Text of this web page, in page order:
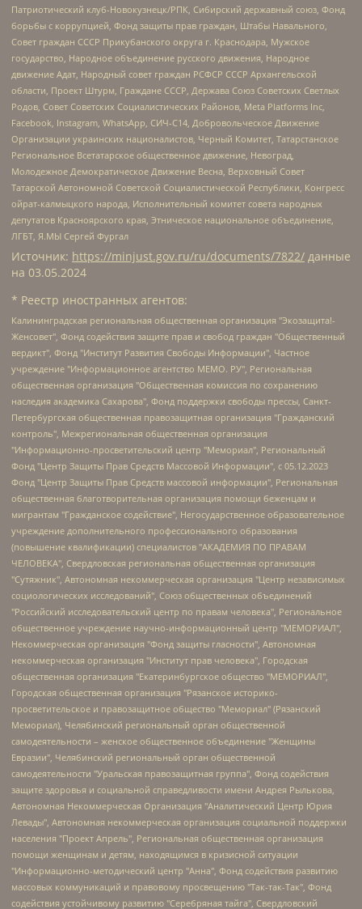
Патриотический клуб-Новокузнецк/РПК, Сибирский державный союз, Фонд
борьбы с коррупцией, Фонд защиты прав граждан, Штабы Навального,
Совет граждан СССР Прикубанского округа г. Краснодара, Мужское
государство, Народное объединение русского движения, Народное
движение Адат, Народный совет граждан РСФСР СССР Архангельской
области, Проект Штурм, Граждане СССР, Держава Союз Советских Светлых
Родов, Совет Советских Социалистических Районов, Meta Platforms Inc,
Facebook, Instagram, WhatsApp, СИЧ-С14, Добровольческое Движение
Организации украинских националистов, Черный Комитет, Татарстанское
Региональное Всетатарское общественное движение, Невоград,
Молодежное Демократическое Движение Весна, Верховный Совет
Татарской Автономной Советской Социалистической Республики, Конгресс
ойрат-калмыцкого народа, Исполнительный комитет совета народных
депутатов Красноярского края, Этническое национальное объединение,
ЛГБТ, Я.МЫ Сергей Фургал
Источник: https://minjust.gov.ru/ru/documents/7822/ данные
на 03.05.2024
* Реестр иностранных агентов:
Калининградская региональная общественная организация "Экозащита!-Женсовет", Фонд содействия защите прав и свобод граждан "Общественный вердикт", Фонд "Институт Развития Свободы Информации", Частное учреждение "Информационное агентство МЕМО. РУ", Региональная общественная организация "Общественная комиссия по сохранению наследия академика Сахарова", Фонд поддержки свободы прессы, Санкт-Петербургская общественная правозащитная организация "Гражданский контроль", Межрегиональная общественная организация "Информационно-просветительский центр "Мемориал", Региональный Фонд "Центр Защиты Прав Средств Массовой Информации", с 05.12.2023 Фонд "Центр Защиты Прав Средств массовой информации", Региональная общественная благотворительная организация помощи беженцам и мигрантам "Гражданское содействие", Негосударственное образовательное учреждение дополнительного профессионального образования (повышение квалификации) специалистов "АКАДЕМИЯ ПО ПРАВАМ ЧЕЛОВЕКА", Свердловская региональная общественная организация "Сутяжник", Автономная некоммерческая организация "Центр независимых социологических исследований", Союз общественных объединений "Российский исследовательский центр по правам человека", Региональное общественное учреждение научно-информационный центр "МЕМОРИАЛ", Некоммерческая организация "Фонд защиты гласности", Автономная некоммерческая организация "Институт прав человека", Городская общественная организация "Екатеринбургское общество "МЕМОРИАЛ", Городская общественная организация "Рязанское историко-просветительское и правозащитное общество "Мемориал" (Рязанский Мемориал), Челябинский региональный орган общественной самодеятельности – женское общественное объединение "Женщины Евразии", Челябинский региональный орган общественной самодеятельности "Уральская правозащитная группа", Фонд содействия защите здоровья и социальной справедливости имени Андрея Рылькова, Автономная Некоммерческая Организация "Аналитический Центр Юрия Левады", Автономная некоммерческая организация социальной поддержки населения "Проект Апрель", Региональная общественная организация помощи женщинам и детям, находящимся в кризисной ситуации "Информационно-методический центр "Анна", Фонд содействия развитию массовых коммуникаций и правовому просвещению "Так-так-Так", Фонд содействия устойчивому развитию "Серебряная тайга", Свердловский региональный общественный фонд социальных проектов "Новое время", "Idel.Реалии", Кавказ.Реалии, Крым.Реалии, Телеканал Настоящее Время, Татаро-башкирская служба Радио Свобода (Azatliq Radiosi), Радио Свободная Европа/Радио Свобода (PCE/PC), "Сибирь.Реалии", "Фактограф", Благотворительный фонд помощи осужденным и их семьям, Автономная некоммерческая организация "Институт глобализации и социальных движений", Фонд "В защиту прав заключенных", Частное учреждение "Центр поддержки и содействия развитию средств массовой информации", Пензенский региональный общественный благотворительный фонд "Гражданский союз", "Север.Реалии", Некоммерческая организация Фонд "Правовая инициатива", Общество с ограниченной ответственностью "Радио Свободная Европа/Радио Свобода", Чешское информационное агентство "MEDIUM-ORIENT", Красноярская региональная общественная организация "Мы против СПИДа", Камалягин Денис Николаевич, Маркелов Сергей Евгеньевич, Пономарев Лев Александрович, Савицкая Людмила Алексеевна, Автономная некоммерческая организация "Центр по работе с проблемой насилия "НАСИЛИЮ.НЕТ", Межрегиональный профессиональный союз работников здравоохранения "Альянс врачей", Юридическое лицо, зарегистрированное в Латвийской Республике, SIA "Medusa Project" (регистрационный номер 40103797863, дата регистрации 10.06.2014), Некоммерческая организация "Фонд по борьбе с коррупцией", Автономная некоммерческая организация "Институт права и публичной политики", Баданин Роман Сергеевич, Гликин Максим Александрович, Железнова Мария Михайловна, Лукьянова Юлия Сергеевна, Маетная Елизавета Витальевна, Маняхин Петр Борисович, Чуракова Ольга Владимировна, Ярош Юлия Петровна, Юридическое лицо "The Insider SIA", зарегистрированное в Риге, Латвийская Республика (дата регистрации 26.06.2015), являющееся администратором доменного имени интернет-издания "The Insider SIA", https://theins.ru, Постернак Алексей Евгеньевич, Рубин Михаил Аркадьевич, Анин Роман Александрович, Юридическое лицо Istories fonds, зарегистрированное в Латвийской Республике (регистрационный номер 50008295751, дата регистрации 24.02.2020), Великовский Дмитрий Александрович, Долинина Ирина Николаевна, Мароховская Алеся Алексеевна, Шлейнов Роман Юрьевич, Шмагун Олеся Валентиновна, Общество с ограниченной ответственностью "Альтаир 2021", Общество с ограниченной ответственностью "Вега 2021", Общество с ограниченной ответственностью "Главный редактор 2021", Общество с ограниченной ответственностью "Ромашки монолит", Важенков Артем Валерьевич, Ивановская областная общественная организация "Центр гендерных исследований", Гурман Юрий Альбертович, Медиапроект "ОВД-Инфо", Егоров Владимир Владимирович, Жилинский Владимир Александрович, Общество с ограниченной ответственностью "ЗП", Иванова София Юрьевна, Карезина Инна Павловна, Кильтау Екатерина Викторовна, Петров Алексей Викторович, Пискунов Сергей Евгеньевич, Смирнов Сергей Сергеевич, Тихонов Михаил Сергеевич, Общество с ограниченной ответственностью "ЖУРНАЛИСТ-ИНОСТРАННЫЙ АГЕНТ", Арапова Галина Юрьевна, Вольтская Татьяна Анатольевна, Американская компания "Mason G.E.S. Anonymous Foundation" (США), являющаяся владельцем интернет-издания https://mnews.world/, Компания "Stichting Bellingcat", зарегистрированная в Нидерландах (дата регистрации 11.07.2018), Захаров Андрей Вячеславович, Клепиковская Екатерина Дмитриевна, Общество с ограниченной ответственностью "МЕМО", Перл Роман Александрович, Симонов Евгений Алексеевич, Соловьева Елена Анатольевна, Сотников Даниил Владимирович, Сурначева Елизавета Дмитриевна, Автономная некоммерческая организация по защите прав человека и информированию населения "Якутия – Наше Мнение", Общество с ограниченной ответственностью "Москоу диджитал медиа", с 26.01.2023 Общество с ограниченной ответственностью "Чайка Белые сады", Ветошкина Валерия Валерьевна, Заговора Максим Александрович, Межрегиональное общественное движение "Российская ЛГБТ - сеть", Оленичев Максим Владимирович, Павлов Иван Юрьевич, Скворцова Елена Сергеевна, Общество с ограниченной ответственностью "Как бы инагент", Кочетков Игорь Викторович, Общество с ограниченной ответственностью "Честные выборы", Еланчик Олег Александрович, Общество с ограниченной ответственностью "Нобелевский призыв", Гималова Регина Эмилевна, Григорьев Андрей Валерьевич, Григорьева Алина Александровна, Ассоциация по содействию защите прав призывников, альтернативнослужащих и военнослужащих "Правозащитная группа "Гражданин.Армия.Право", Хисамова Регина Фаритовна, Автономная некоммерческая организация по реализации социально-правовых программ "Лилит", Дальневосточное общественное движение "Маяк", Санкт-Петербургская ЛГБТ-инициативная группа "Выход", Инициативная группа ЛГБТ+ "Реверс", Алексеев Андрей Викторович, Бекбулатова Таисия Львовна, Беляев Иван Михайлович, Владыкина Елена Сергеевна, Гельман Марат Александрович, Никульшина Вероника Юрьевна, Толоконникова Надежда Андреевна, Шендерович Виктор Анатольевич, Общество с ограниченной ответственностью "Данное сообщение", Общество с ограниченной ответственностью Издательский дом "Новая глава", Айнбиндер Александра Александровна, Московский комьюнити-центр для ЛГБТ+инициатив, Благотворительный фонд развития филантропии, Deutsche Welle (Германия, Kurt-Schumacher-Strasse 3, 53113 Bonn), Борзунова Мария Михайловна, Воробьев Виктор Викторович, Голубева Анна Львовна, Константинова Алла Михайловна, Малкова Ирина Владимировна, Мурадов Мурад Абдулгалимович, Осетинская Елизавета Николаевна, Понасенков Евгений Николаевич, Ганапольский Матвей Юрьевич, Киселев Евгений Алексеевич, Борухович Ирина Григорьевна, Дремин Иван Тимофеевич, Дубровский Дмитрий Викторович, Красноярская региональная общественная организация поддержки и развития альтернативных образовательных технологий и межкультурных коммуникаций "ИНТЕРРА", Маяковская Екатерина Алексеевна, Фейгин Марк Захарович, Филимонов Андрей Викторович, Дзугкоева Регина Николаевна, Доброхотов Роман Александрович, Дудь Юрий Александрович, Елкин Сергей Владимирович, Кругликов Кирилл Игоревич, Сабунаева Мария Леонидовна, Семенов Алексей Владимирович, Шаинян Карен Багратович, Шульман Екатерина Михайловна, Асафьев Артур Валерьевич, Вахштайн Виктор Семенович, Венедиктов Алексей Алексеевич, Лушникова Екатерина Евгеньевна, Волков Леонид Михайлович, Невзоров Александр Глебович, Пархоменко Сергей Борисович, Сироткин Ярослав Николаевич, Кара-Мурза Владимир Владимирович, Баранова Наталья Владимировна, Гозман Леонид Яковлевич, Кагарлицкий Борис Юльевич, Климарев Михаил Валерьевич, Милов Владимир Станиславович, Автономная некоммерческая организация Краснодарский центр современного искусства "Типография", Моргенштерн Алишер Тагирович, Соболь Любовь Эдуардовна, Общество с ограниченной ответственностью "ЛИЗА НОРМ", Каспаров Гарри Кимович, Ходорковский Михаил Борисович, Общество с ограниченной ответственностью "Апрельские тезисы", Данилович Ирина Брониславовна, Кашин Олег Владимирович, Петров Николай Владимирович, Пивоваров Алексей Владимирович, Соколов Михаил Владимирович, Цветкова Юлия Владимировна, Чичваркин Евгений Александрович, Комитет против пыток/Команда против пыток, Общество с ограниченной ответственностью "Первый научный", Общество с ограниченной ответственностью "Вертолет и ко", Белоцерковская Вероника Борисовна, Кац Максим Евгеньевич, Лазарева Татьяна Юрьевна, Шаведдинов Руслан Табризович, Яшин Илья Валерьевич, Общество с ограниченной ответственностью "Иноагент ААВ", Алешковский Дмитрий Петрович, Альбац Евгения Марковна, Быков Дмитрий Львович, Галямина Юлия Евгеньевна, Лойко Сергей Леонидович, Мартынов Кирилл Константинович, Медведев Сергей Александрович, Крашенинников Федор Геннадиевич, Гордеева Катерина Вл